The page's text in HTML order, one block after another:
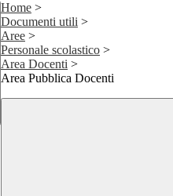
Home >
Documenti utili >
Aree >
Personale scolastico >
Area Docenti >
Area Pubblica Docenti